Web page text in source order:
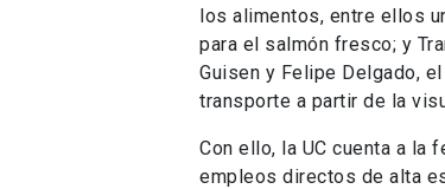
los alimentos, entre ellos
para el salmón fresco; y
Guisen y Felipe Delgado,
transporte a partir de la
Con ello, la UC cuenta a la
empleos directos de alta